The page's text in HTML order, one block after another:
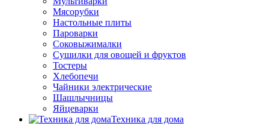
Мясорубки
Настольные плиты
Пароварки
Соковыжималки
Сушилки для овощей и фруктов
Тостеры
Хлебопечи
Чайники электрические
Шашлычницы
Яйцеварки
Техника для дома